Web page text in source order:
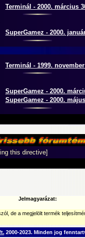
Terminál - 2000. március
SuperGamez - 2000.
Terminál - 1999. november
SuperGamez - 2000.
SuperGamez - 2000.
this directive]
Jelmagyarázat:
de a megjelölt termék
2000-2023. Minden jog